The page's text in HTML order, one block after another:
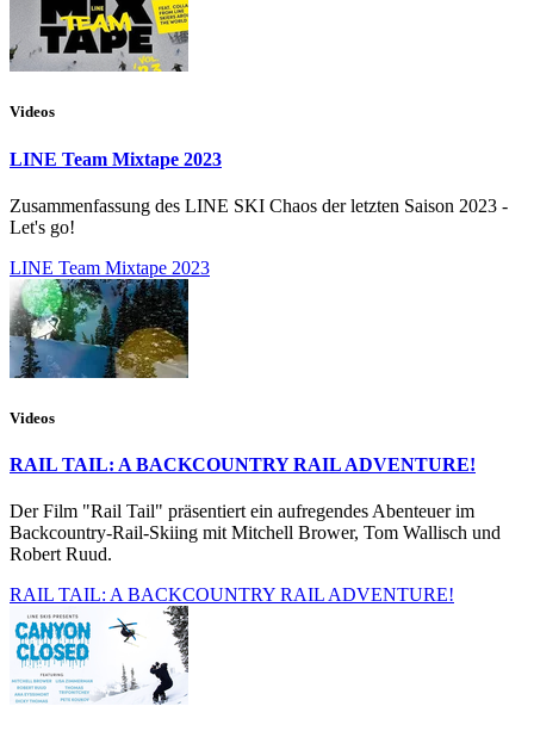
Videos
LINE Team Mixtape 2023
Zusammenfassung des LINE SKI Chaos der letzten Saison 2023 -
Let's go!
LINE Team Mixtape 2023
Videos
RAIL TAIL: A BACKCOUNTRY RAIL ADVENTURE!
Der Film "Rail Tail" präsentiert ein aufregendes Abenteuer im
Backcountry-Rail-Skiing mit Mitchell Brower, Tom Wallisch und
Robert Ruud.
RAIL TAIL: A BACKCOUNTRY RAIL ADVENTURE!